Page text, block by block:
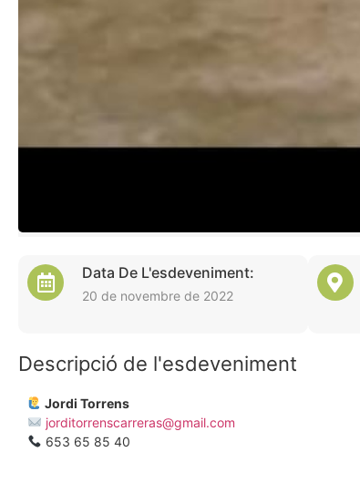
Data De L'esdeveniment:
20 de novembre de 2022
Descripció de l'esdeveniment
Jordi Torrens
jorditorrenscarreras@gmail.com
653 65 85 40